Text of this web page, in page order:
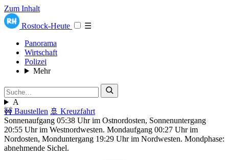
Zum Inhalt
Rostock-Heute
☰
Panorama
Wirtschaft
Polizei
Mehr
A
🚧 Baustellen 🚢 Kreuzfahrt
Sonnenaufgang 05:38 Uhr im Ostnordosten, Sonnenuntergang
20:55 Uhr im Westnordwesten. Mondaufgang 00:27 Uhr im
Nordosten, Monduntergang 19:29 Uhr im Nordwesten. Mondphase:
abnehmende Sichel.